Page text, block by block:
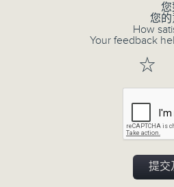
所有集數
您喜歡這
首播日期
您
您的
How
Your feedback
☆
提交